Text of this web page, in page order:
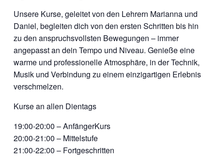
Unsere Kurse, geleitet von den Lehrern Marianna und
Daniel, begleiten dich von den ersten Schritten bis hin
zu den anspruchsvollsten Bewegungen – immer
angepasst an dein Tempo und Niveau. Genieße eine
warme und professionelle Atmosphäre, in der Technik,
Musik und Verbindung zu einem einzigartigen Erlebnis
verschmelzen.
Kurse an allen Dientags
19:00-20:00 – AnfängerKurs
20:00-21:00 – Mittelstufe
21:00-22:00 – Fortgeschritten